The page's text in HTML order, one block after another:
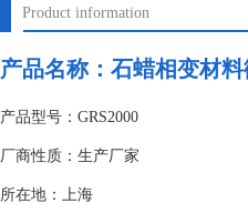
Product information
产品名称：石蜡相变材
产品型号：GRS2000
厂商性质：生产厂家
所在地：上海